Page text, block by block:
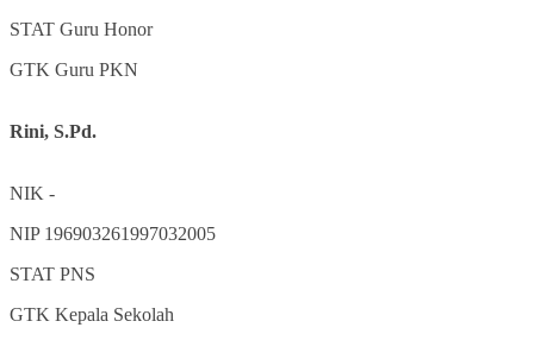
STAT Guru Honor
GTK Guru PKN
Rini, S.Pd.
NIK -
NIP 196903261997032005
STAT PNS
GTK Kepala Sekolah